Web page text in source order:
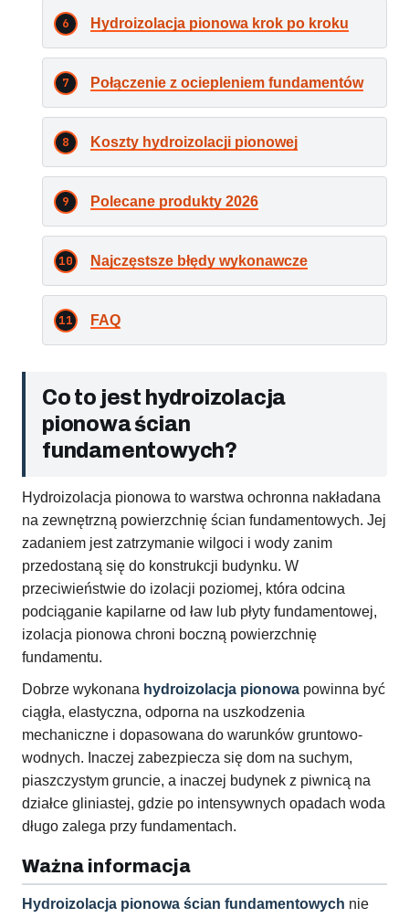
Hydroizolacja pionowa krok po kroku
Połączenie z ociepleniem fundamentów
Koszty hydroizolacji pionowej
Polecane produkty 2026
Najczęstsze błędy wykonawcze
FAQ
Co to jest hydroizolacja
pionowa ścian
fundamentowych?
Hydroizolacja pionowa to warstwa ochronna nakładana
na zewnętrzną powierzchnię ścian fundamentowych. Jej
zadaniem jest zatrzymanie wilgoci i wody zanim
przedostaną się do konstrukcji budynku. W
przeciwieństwie do izolacji poziomej, która odcina
podciąganie kapilarne od ław lub płyty fundamentowej,
izolacja pionowa chroni boczną powierzchnię
fundamentu.
Dobrze wykonana hydroizolacja pionowa powinna być
ciągła, elastyczna, odporna na uszkodzenia
mechaniczne i dopasowana do warunków gruntowo-
wodnych. Inaczej zabezpiecza się dom na suchym,
piaszczystym gruncie, a inaczej budynek z piwnicą na
działce gliniastej, gdzie po intensywnych opadach woda
długo zalega przy fundamentach.
Ważna informacja
Hydroizolacja pionowa ścian fundamentowych nie